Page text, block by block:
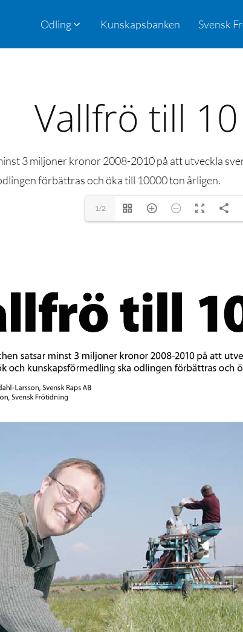
Odling Kunskapsbanken Svensk
Vallfrö till
3 miljoner kronor 2008-2010 på att utveckla
förbättras och öka till 10000 ton årligen.
1/2